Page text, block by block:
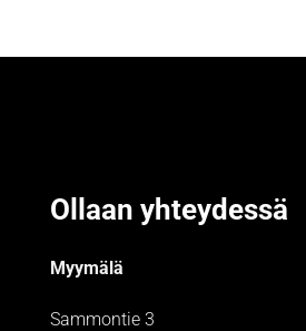
Ollaan yhteydessä
Myymälä
Sammontie 3